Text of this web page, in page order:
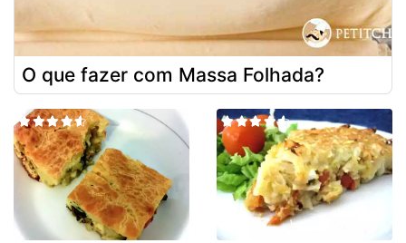
O que fazer com Massa Folhada?